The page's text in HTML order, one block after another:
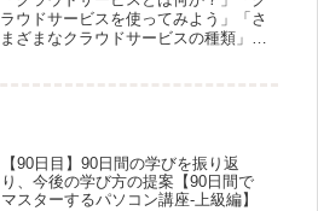
ラウドサービスを使ってみよう」「さ
まざまなクラウドサービスの種類」
【90日目】90日間の学びを振り返
り、今後の学び方の提案【90日間で
マスターするパソコン講座-上級編】